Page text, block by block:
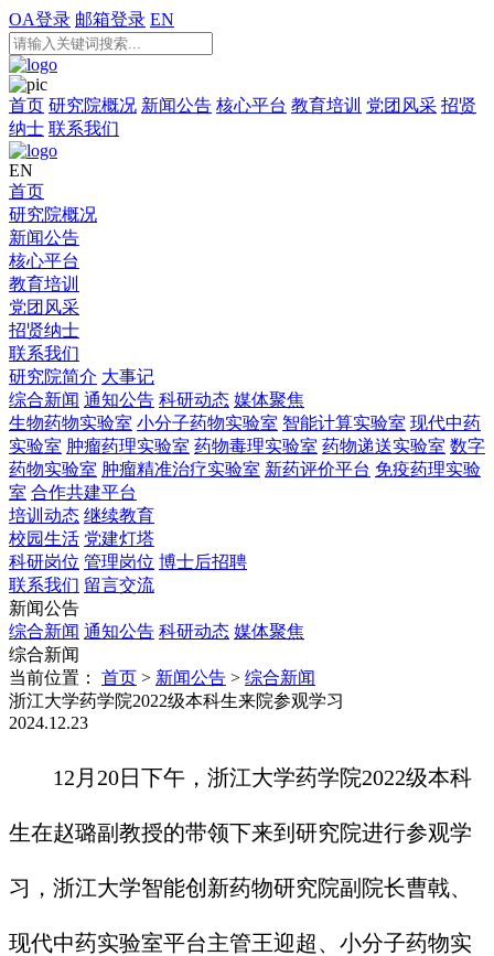
OA登录 邮箱登录 EN
首页 研究院概况 新闻公告 核心平台 教育培训 党团风采 招贤
纳士 联系我们
EN
首页
研究院概况
新闻公告
核心平台
教育培训
党团风采
招贤纳士
联系我们
研究院简介 大事记
综合新闻 通知公告 科研动态 媒体聚焦
生物药物实验室 小分子药物实验室 智能计算实验室 现代中药
实验室 肿瘤药理实验室 药物毒理实验室 药物递送实验室 数字
药物实验室 肿瘤精准治疗实验室 新药评价平台 免疫药理实验
室 合作共建平台
培训动态 继续教育
校园生活 党建灯塔
科研岗位 管理岗位 博士后招聘
联系我们 留言交流
新闻公告
综合新闻 通知公告 科研动态 媒体聚焦
综合新闻
当前位置：
首页 > 新闻公告 > 综合新闻
浙江大学药学院2022级本科生来院参观学习
2024.12.23
12月20日下午，浙江大学药学院2022级本科
生在赵璐副教授的带领下来到研究院进行参观学
习，浙江大学智能创新药物研究院副院长曹戟、
现代中药实验室平台主管王迎超、小分子药物实